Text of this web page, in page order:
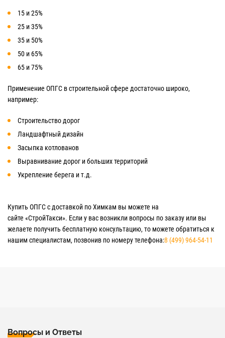
15 и 25%
25 и 35%
35 и 50%
50 и 65%
65 и 75%
Применение ОПГС в строительной сфере достаточно широко,
например:
Строительство дорог
Ландшафтный дизайн
Засыпка котлованов
Выравнивание дорог и больших территорий
Укрепление берега и т.д.
Купить ОПГС с доставкой по Химкам вы можете на
сайте «СтройТакси». Если у вас возникли вопросы по заказу или вы
желаете получить бесплатную консультацию, то можете обратиться к
нашим специалистам, позвонив по номеру телефона:8 (499) 964-54-11
Вопросы и Ответы